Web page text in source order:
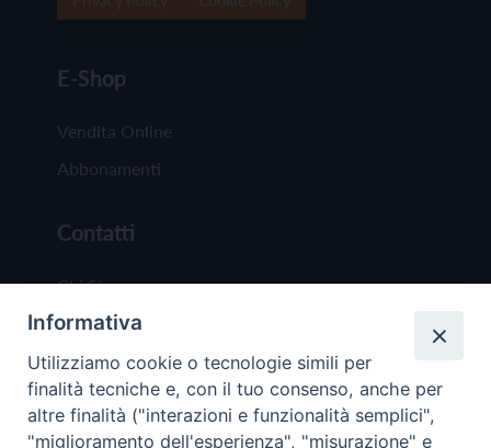
E-Shop
Vendita Online
Abbonamenti
Contatti
Chi Siamo
Redazione
Scrivici
Informativa
Utilizziamo cookie o tecnologie simili per
finalità tecniche e, con il tuo consenso, anche per
altre finalità ("interazioni e funzionalità semplici",
"miglioramento dell'esperienza", "misurazione" e